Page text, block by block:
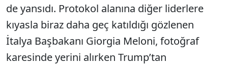
de yansıdı. Protokol alanına diğer liderlere
kıyasla biraz daha geç katıldığı gözlenen
İtalya Başbakanı Giorgia Meloni, fotoğraf
karesinde yerini alırken Trump’tan